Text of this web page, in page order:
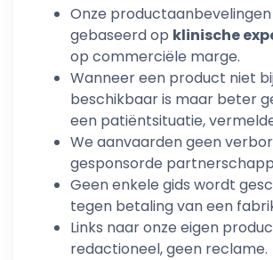
Onze productaanbevelingen
gebaseerd op klinische
op commerciële marge.
Wanneer een product niet
beschikbaar is maar beter
een patiëntsituatie,
We aanvaarden geen
gesponsorde
Geen enkele gids wordt
tegen betaling van een
Links naar onze eigen
redactioneel, geen reclame.